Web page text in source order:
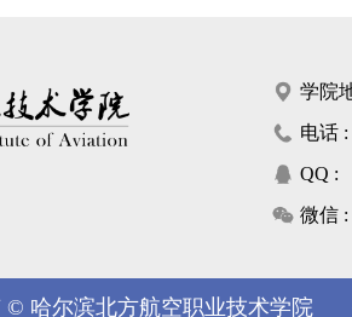
学院
电话 :
QQ :
微信 :
© 哈尔滨北方航空职业技术学院